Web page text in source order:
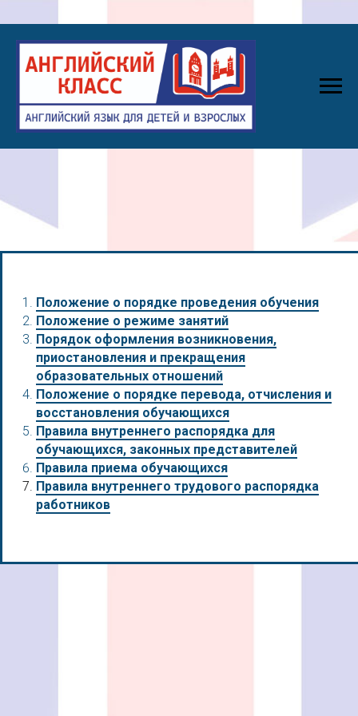
Положение о порядке проведения обучения
Положение о режиме занятий
Порядок оформления возникновения,
приостановления и прекращения
образовательных отношений
Положение о порядке перевода, отчисления и
восстановления обучающихся
Правила внутреннего распорядка для
обучающихся, законных представителей
Правила приема обучающихся
Правила внутреннего трудового распорядка
работников